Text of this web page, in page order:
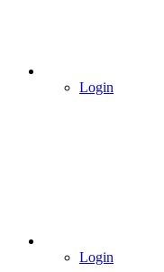
Login
Login